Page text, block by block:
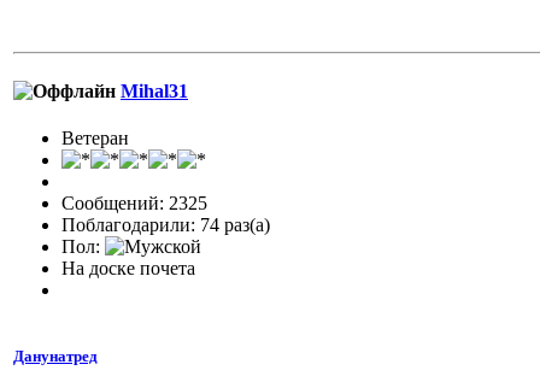
Mihal31
Ветеран
Сообщений: 2325
Поблагодарили: 74 раз(а)
Пол:
На доске почета
Данунатред